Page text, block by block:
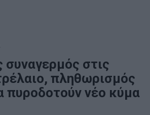
συναγερμός στις
πληθωρισμός
πυροδοτούν νέο κύμα